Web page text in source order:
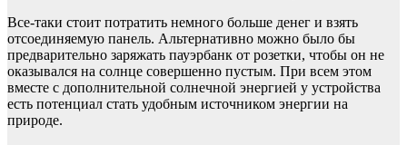
Все-таки стоит потратить немного больше денег и взять
отсоединяемую панель. Альтернативно можно было бы
предварительно заряжать пауэрбанк от розетки, чтобы он не
оказывался на солнце совершенно пустым. При всем этом
вместе с дополнительной солнечной энергией у устройства
есть потенциал стать удобным источником энергии на
природе.